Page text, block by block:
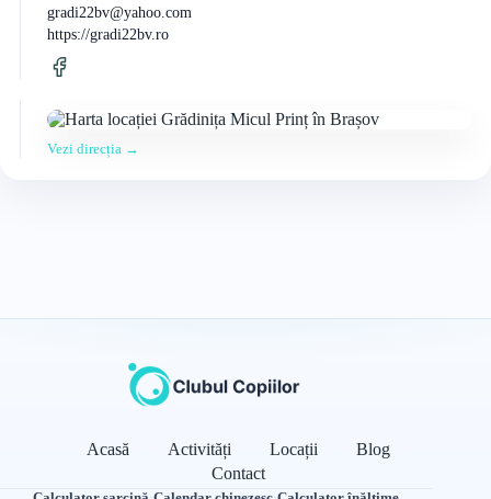
gradi22bv@yahoo.com
https://gradi22bv.ro
Vezi direcția →
Acasă Activități Locații
Blog
Contact